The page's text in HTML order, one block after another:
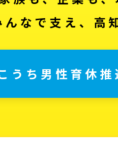
なで支え、高
うち男性育休推